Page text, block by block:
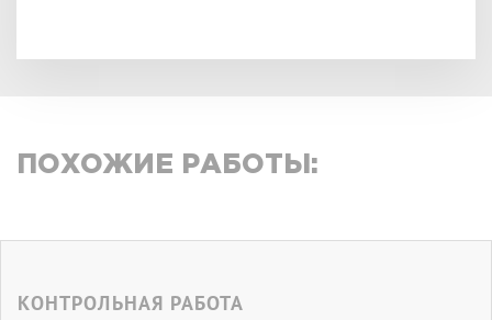
ПОХОЖИЕ РАБОТЫ:
КОНТРОЛЬНАЯ РАБОТА